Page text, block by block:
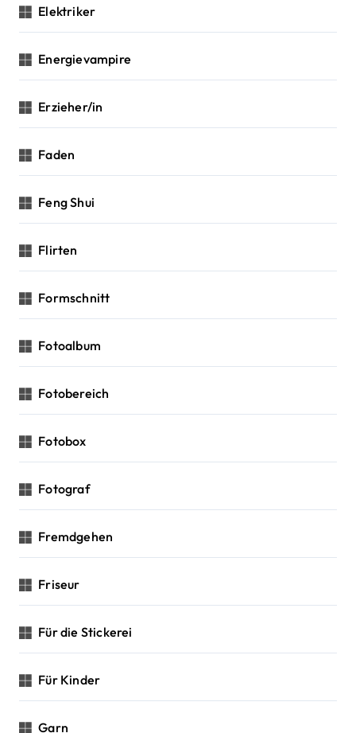
Elektriker
Energievampire
Erzieher/in
Faden
Feng Shui
Flirten
Formschnitt
Fotoalbum
Fotobereich
Fotobox
Fotograf
Fremdgehen
Friseur
Für die Stickerei
Für Kinder
Garn